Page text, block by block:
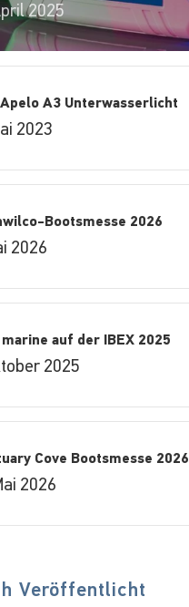
2025
Apelo A3 Unterwasserlicht
2023
Bootsmesse 2026
2026
auf der IBEX 2025
2025
Cove Bootsmesse 2026
2026
Veröffentlicht